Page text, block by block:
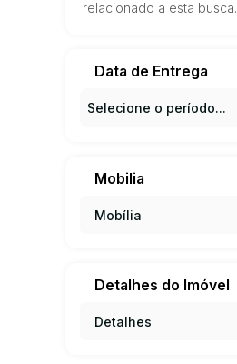
relacionado a esta busca.
Data de Entrega
Mobilia
Mobília
Detalhes do Imóvel
Detalhes